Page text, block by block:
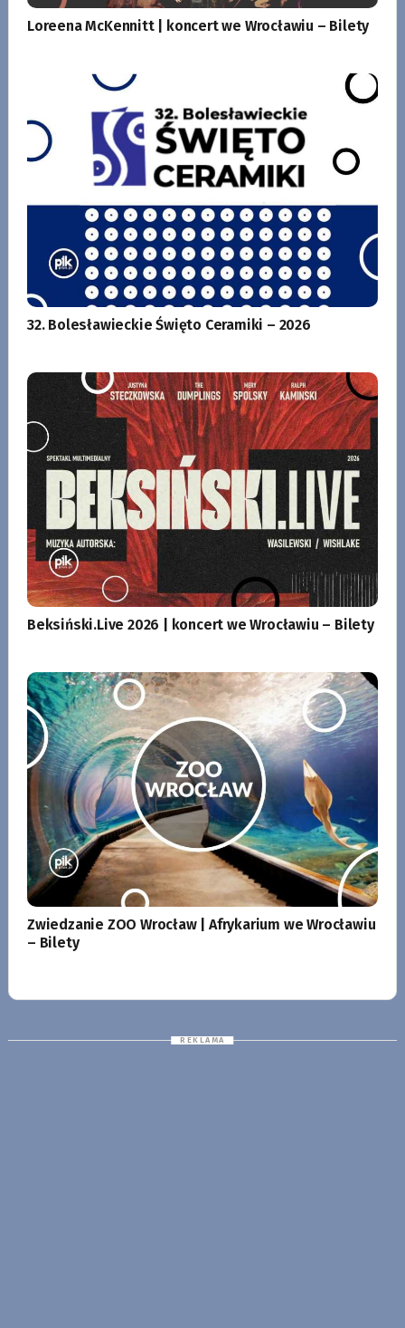
Loreena McKennitt | koncert we Wrocławiu – Bilety
32. Bolesławieckie Święto Ceramiki – 2026
Beksiński.Live 2026 | koncert we Wrocławiu – Bilety
Zwiedzanie ZOO Wrocław | Afrykarium we Wrocławiu
– Bilety